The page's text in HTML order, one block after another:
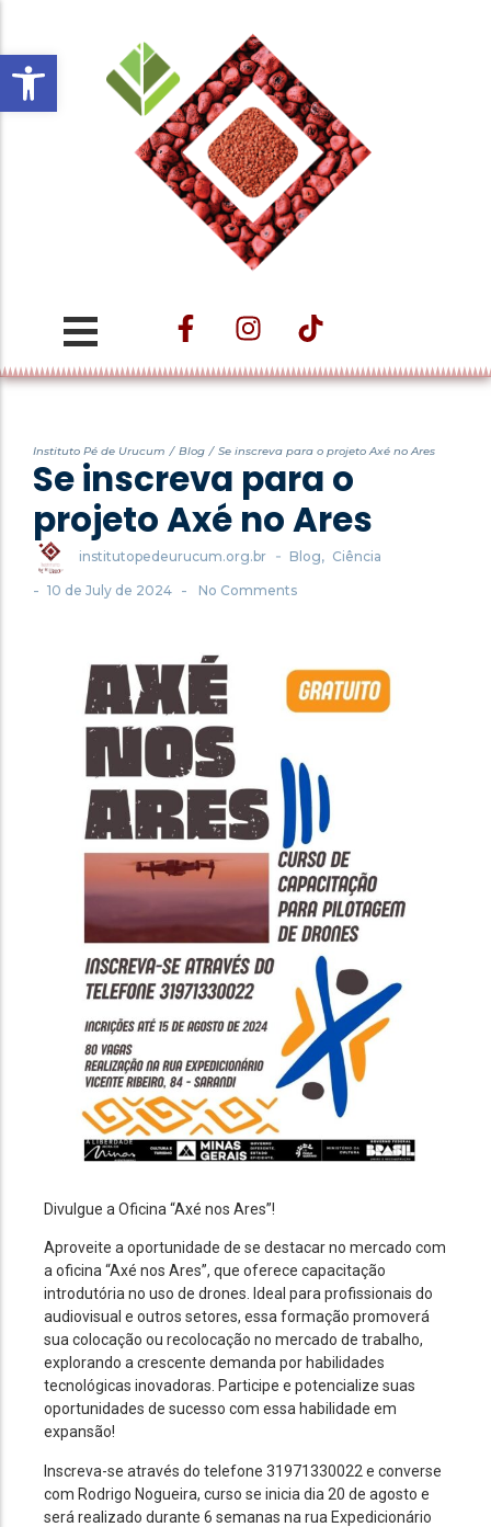
Open toolbar
Projeto ESTAÇÃO
CULTURAL VELHO DA
Instituto Pé de Urucum / Blog / Se inscreva para o projeto Axé no Ares
Se inscreva para o
projeto Axé no Ares
institutopedeurucum.org.br - Blog, Ciência
- 10 de July de 2024 - No Comments
Divulgue a Oficina “Axé nos Ares”!
Aproveite a oportunidade de se destacar no mercado com
a oficina “Axé nos Ares”, que oferece capacitação
introdutória no uso de drones. Ideal para profissionais do
audiovisual e outros setores, essa formação promoverá
sua colocação ou recolocação no mercado de trabalho,
explorando a crescente demanda por habilidades
tecnológicas inovadoras. Participe e potencialize suas
oportunidades de sucesso com essa habilidade em
expansão!
Inscreva-se através do telefone 31971330022 e converse
com Rodrigo Nogueira, curso se inicia dia 20 de agosto e
será realizado durante 6 semanas na rua Expedicionário